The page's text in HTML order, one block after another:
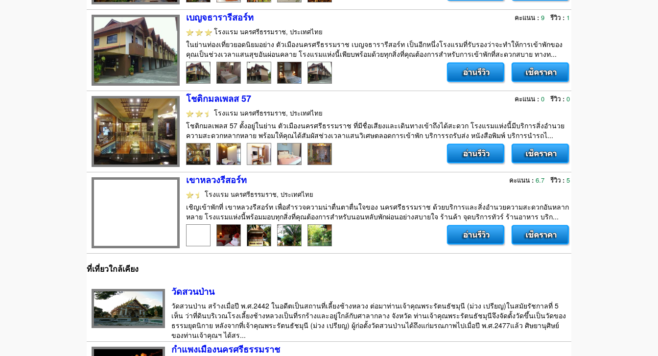
เบญจธารารีสอร์ท คะแนน : 9 รีวิว : 1
โรงแรม นครศรีธรรมราช, ประเทศไทย
ในย่านท่องเที่ยวยอดนิยมอย่าง ตัวเมืองนครศรีธรรมราช เบญจธารารีสอร์ท เป็นอีกหนึ่งโรงแรมที่รับรองว่าจะทำให้การเข้าพักของ
คุณเป็นช่วงเวลาแสนสุขอันผ่อนคลาย โรงแรมแห่งนี้เพียบพร้อมด้วยทุกสิ่งที่คุณต้องการสำหรับการเข้าพักที่สะดวกสบาย ทางท...
โชติกมลเพลส 57 คะแนน : 0 รีวิว : 0
โรงแรม นครศรีธรรมราช, ประเทศไทย
โชติกมลเพลส 57 ตั้งอยู่ในย่าน ตัวเมืองนครศรีธรรมราช ที่มีชื่อเสียงและเดินทางเข้าถึงได้สะดวก โรงแรมแห่งนี้มีบริการสิ่งอำนวย
ความสะดวกหลากหลาย พร้อมให้คุณได้สัมผัสช่วงเวลาแสนวิเศษตลอดการเข้าพัก บริการรถรับส่ง หนังสือพิมพ์ บริการนำรถไ...
เขาหลวงรีสอร์ท คะแนน : 6.7 รีวิว : 5
โรงแรม นครศรีธรรมราช, ประเทศไทย
เชิญเข้าพักที่ เขาหลวงรีสอร์ท เพื่อสำรวจความน่าตื่นตาตื่นใจของ นครศรีธรรมราช ด้วยบริการและสิ่งอำนวยความสะดวกอันหลาก
หลาย โรงแรมแห่งนี้พร้อมมอบทุกสิ่งที่คุณต้องการสำหรับนอนหลับพักผ่อนอย่างสบายใจ ร้านค้า จุดบริการทัวร์ ร้านอาหาร บริก...
ที่เที่ยวใกล้เคียง
วัดสวนป่าน
วัดสวนป่าน สร้างเมื่อปี พ.ศ.2442 ในอดีตเป็นสถานที่เลี้ยงช้างหลวง ต่อมาท่านเจ้าคุณพระรัตนธัชมุนี (ม่วง เปรียญ)ในสมัยรัชกาลที่ 5
เห็น ว่าที่ดินบริเวณโรงเลี้ยงช้างหลวงเป็นที่รกร้างและอยู่ใกล้กับศาลากลาง จังหวัด ท่านเจ้าคุณพระรัตนธัชมุนีจึงจัดตั้งวัดขึ้นเป็นวัดของ
ธรรมยุตนิกาย หลังจากที่เจ้าคุณพระรัตนธัชมุนี (ม่วง เปรียญ) ผู้ก่อตั้งวัดสวนป่านได้ถึงแก่มรณภาพไปเมื่อปี พ.ศ.2477แล้ว ศิษยานุศิษย์
ของท่านเจ้าคุณฯ ได้สร...
กำแพงเมืองนครศรีธรรมราช